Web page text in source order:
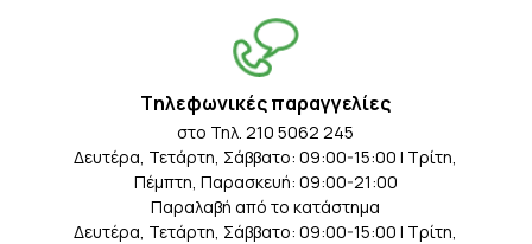
Tηλεφωνικές παραγγελίες
στο Τηλ. 210 5062 245
Δευτέρα, Τετάρτη, Σάββατο: 09:00-15:00 | Τρίτη,
Πέμπτη, Παρασκευή: 09:00-21:00
Παραλαβή από το κατάστημα
Δευτέρα, Τετάρτη, Σάββατο: 09:00-15:00 | Τρίτη,